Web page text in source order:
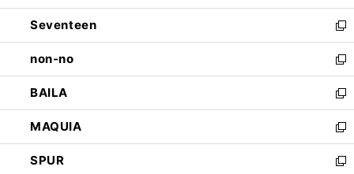
開
く
ウ
で
開
く
ン
ド
ウ
で
開
く
Seventeen
新
し
い
ウ
ィ
ン
ド
ウ
で
non-no
新
し
い
ウ
ィ
ン
ド
BAILA
新
し
い
ウ
ィ
MAQUIA
新
し
い
SPUR
新